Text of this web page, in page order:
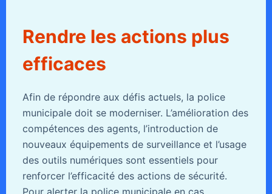
Rendre les actions plus
efficaces
Afin de répondre aux défis actuels, la police
municipale doit se moderniser. L’amélioration des
compétences des agents, l’introduction de
nouveaux équipements de surveillance et l’usage
des outils numériques sont essentiels pour
renforcer l’efficacité des actions de sécurité.